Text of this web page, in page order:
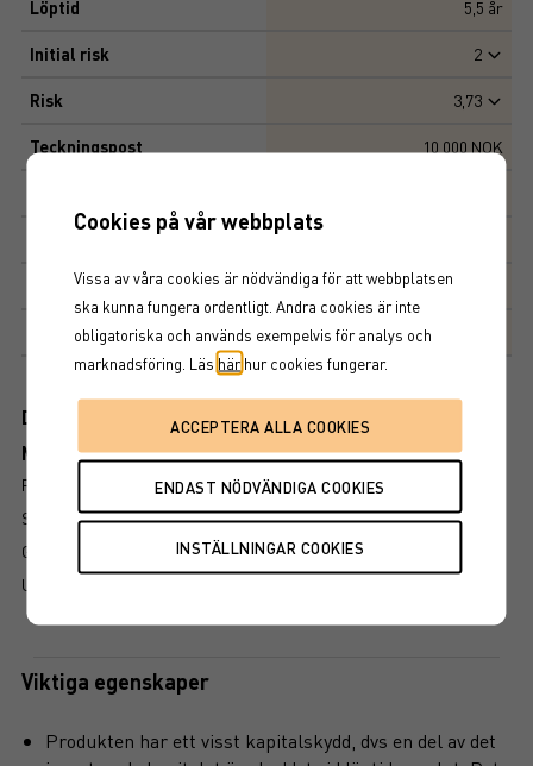
Löptid 5,5 år
Initial risk 2
Risk 3,73
Teckningspost 10 000 NOK
Deltagandegrad
Marknadsplats NASDAQ STOCKHOLM AB
Dokument
Mer information om produkten
RISK
SÅ LÄSER DU FAKTABLADET
GRUNDPROSPEKT
UTSKRIFT
Viktiga egenskaper
Produkten har ett visst kapitalskydd, dvs en del av det
Cookies på vår webbplats
Vissa av våra cookies är nödvändiga för att webbplatsen
ska kunna fungera ordentligt. Andra cookies är inte
obligatoriska och används exempelvis för analys och
marknadsföring. Läs härhur cookies fungerar.